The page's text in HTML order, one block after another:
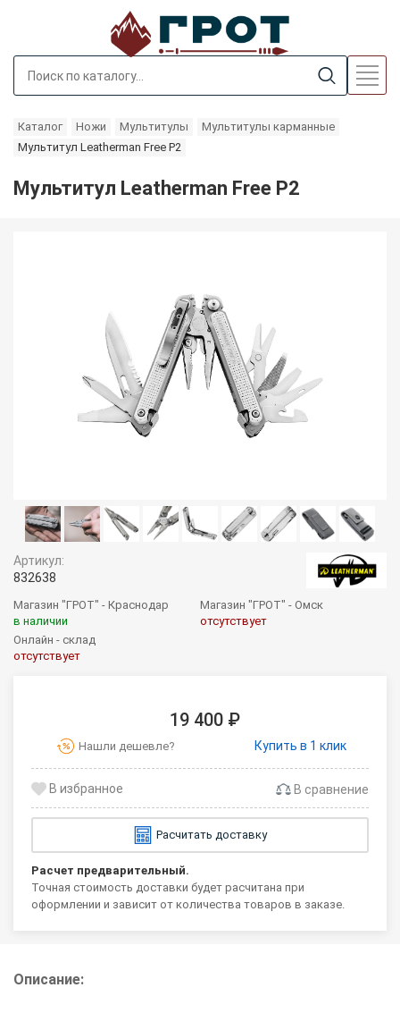
Каталог Ножи Мультитулы
Мультитулы карманные
Мультитул Leatherman Free P2
Мультитул Leatherman Free P2
Артикул:
832638
Магазин "ГРОТ" - Краснодар
в наличии
Магазин "ГРОТ" - Омск
отсутствует
Онлайн - склад
отсутствует
19 400 ₽
Нашли дешевле? Купить в 1 клик
В сравнение
Расчитать доставку
Расчет предварительный.
Точная стоимость доставки будет расчитана при
оформлении и зависит от количества товаров в заказе.
Описание: